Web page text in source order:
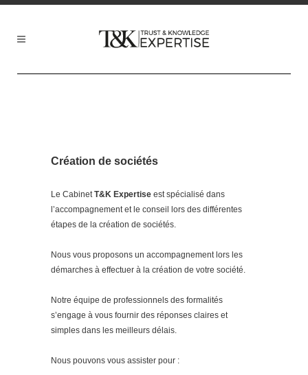
Création de sociétés
Le CabinetT&K Expertise est spécialisé dans
l’accompagnement et le conseil lors des différentes
étapes de la création de sociétés.
Nous vous proposons un accompagnement lors les
démarches à effectuer à la création de votre société.
Notre équipe de professionnels des formalités
s’engage à vous fournir des réponses claires et
simples dans les meilleurs délais.
Nous pouvons vous assister pour :